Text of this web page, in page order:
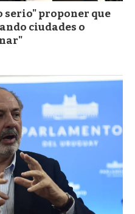
serio" proponer que
ciudades o